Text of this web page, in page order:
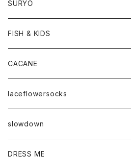
SURYO
FISH & KIDS
CACANE
laceflowersocks
slowdown
DRESS ME